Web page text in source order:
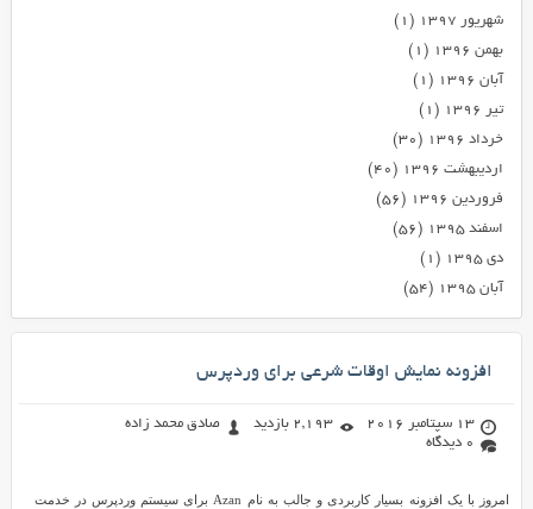
شهریور ۱۳۹۷
(۱)
بهمن ۱۳۹۶
(۱)
آبان ۱۳۹۶
(۱)
تیر ۱۳۹۶
(۱)
خرداد ۱۳۹۶
(۳۰)
اردیبهشت ۱۳۹۶
(۴۰)
فروردین ۱۳۹۶
(۵۶)
اسفند ۱۳۹۵
(۵۶)
دی ۱۳۹۵
(۱)
آبان ۱۳۹۵
(۵۴)
افزونه نمایش اوقات شرعی برای وردپرس
13 سپتامبر 2016 2,193 بازدید
صادق محمد زاده
0 دیدگاه
امروز با یک افزونه بسیار کاربردی و جالب به نام Azan برای سیستم وردپرس در خدمت